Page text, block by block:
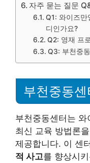
자주 묻는 질문
Q1: 와이즈만
디인가요?
Q2: 영재 프
Q3: 부천중
부천중동센
부천중동센터는
최신 교육 방법론
제공합니다. 이 센
적 사고를 향상시